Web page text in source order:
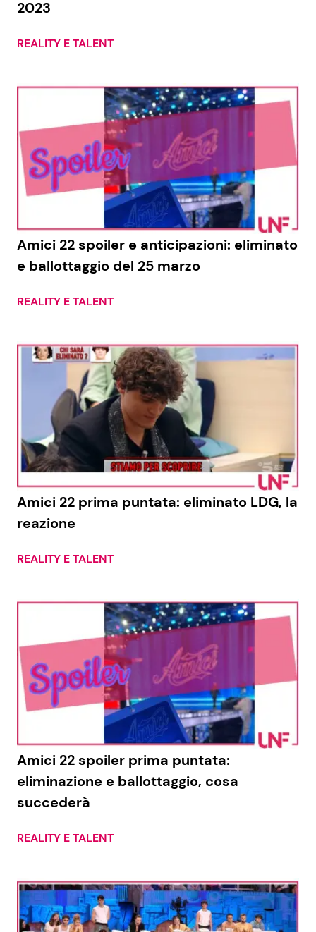
Seguici
Info
Chi siamo
Disclaimer e Privacy
Contattaci
Pubblicità
2023
REALITY E TALENT
Amici 22 spoiler e anticipazioni: eliminato
e ballottaggio del 25 marzo
REALITY E TALENT
Amici 22 prima puntata: eliminato LDG, la
reazione
REALITY E TALENT
Amici 22 spoiler prima puntata:
eliminazione e ballottaggio, cosa
succederà
REALITY E TALENT